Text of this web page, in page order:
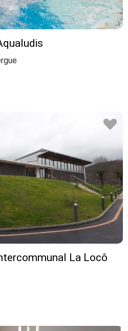
La Locô